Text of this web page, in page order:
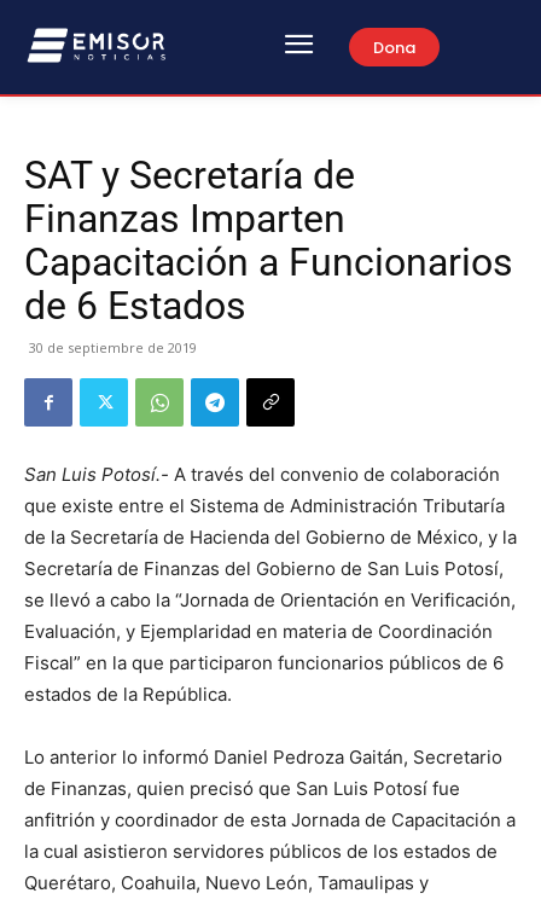
Dona
SAT y Secretaría de
Finanzas Imparten
Capacitación a Funcionarios
de 6 Estados
30 de septiembre de 2019
San Luis Potosí.- A través del convenio de colaboración
que existe entre el Sistema de Administración Tributaría
de la Secretaría de Hacienda del Gobierno de México, y la
Secretaría de Finanzas del Gobierno de San Luis Potosí,
se llevó a cabo la “Jornada de Orientación en Verificación,
Evaluación, y Ejemplaridad en materia de Coordinación
Fiscal” en la que participaron funcionarios públicos de 6
estados de la República.
Lo anterior lo informó Daniel Pedroza Gaitán, Secretario
de Finanzas, quien precisó que San Luis Potosí fue
anfitrión y coordinador de esta Jornada de Capacitación a
la cual asistieron servidores públicos de los estados de
Querétaro, Coahuila, Nuevo León, Tamaulipas y